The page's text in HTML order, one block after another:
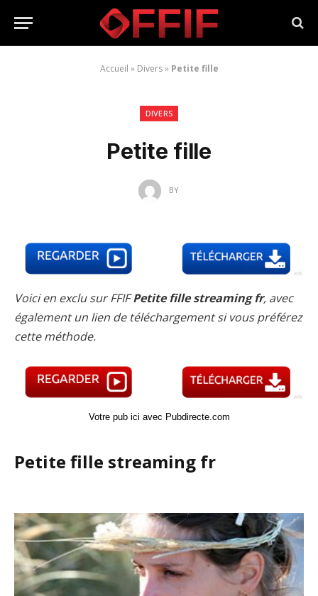
Accueil » Divers» Petite fille
DIVERS
Petite fille
BY
Voici en exclu sur FFIFPetite fille streaming fr, avec
également un lien de téléchargement si vous préférez
cette méthode.
Votre pub ici avec Pubdirecte.com
Petite fille streaming fr